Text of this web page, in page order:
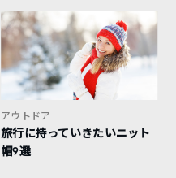
アウトドア
旅行に持っていきたいニット
帽9選